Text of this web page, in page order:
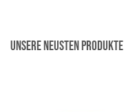
Unsere neusten Produkte